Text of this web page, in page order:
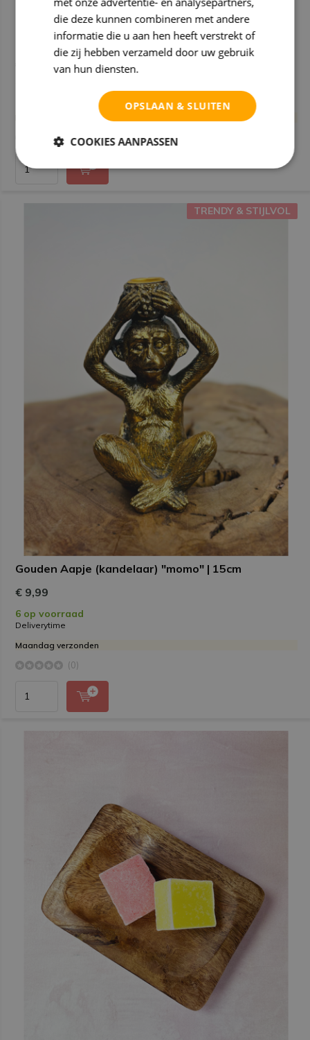
Fat lady setje | 8,5x8,5x12.5cm
€ 16,99
(0)
Gouden Aapje (kandelaar) "momo" | 15cm
TRENDY & STIJLVOL
€ 9,99
6 op voorraad
Deliverytime
Maandag verzonden
(0)
die deze kunnen combineren met andere
informatie die u aan hen heeft verstrekt of
die zij hebben verzameld door uw gebruik
van hun diensten.
OPSLAAN & SLUITEN
COOKIES AANPASSEN